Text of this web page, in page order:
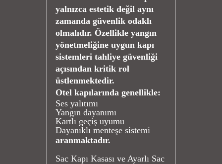
yalnızca estetik değil aynı
zamanda güvenlik odaklı
olmalıdır. Özellikle yangın
yönetmeliğine uygun kapı
sistemleri tahliye güvenliği
açısından kritik rol
üstlenmektedir.
Otel kapılarında genellikle:
Ses yalıtımı
Yangın dayanımı
Kartlı geçiş uyumu
Dayanıklı menteşe sistemi
aranmaktadır.
Sac Kapı Kasası ve Ayarlı Sac